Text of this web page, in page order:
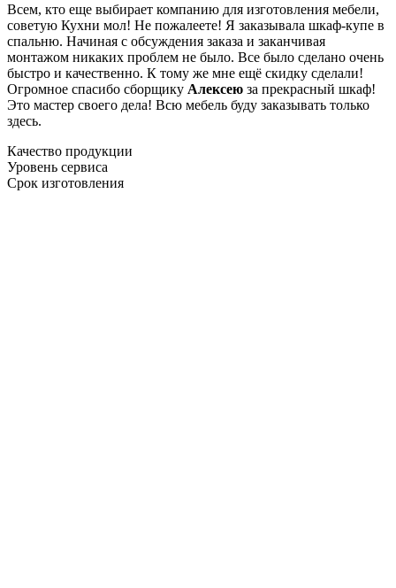
Всем, кто еще выбирает компанию для изготовления мебели,
советую Кухни мол! Не пожалеете! Я заказывала шкаф-купе в
спальню. Начиная с обсуждения заказа и заканчивая
монтажом никаких проблем не было. Все было сделано очень
быстро и качественно. К тому же мне ещё скидку сделали!
Огромное спасибо сборщику Алексею за прекрасный шкаф!
Это мастер своего дела! Всю мебель буду заказывать только
здесь.
Качество продукции
Уровень сервиса
Срок изготовления